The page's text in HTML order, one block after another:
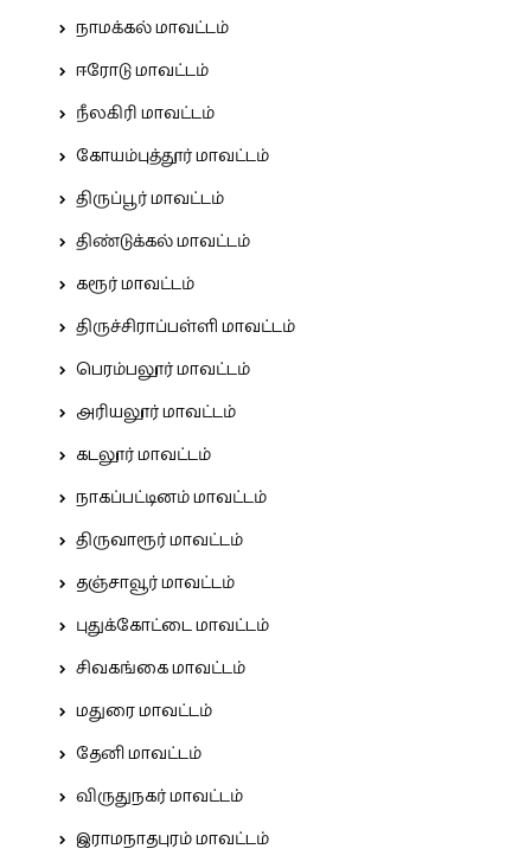
நாமக்கல் மாவட்டம்
ஈரோடு மாவட்டம்
நீலகிரி மாவட்டம்
கோயம்புத்தூர் மாவட்டம்
திருப்பூர் மாவட்டம்
திண்டுக்கல் மாவட்டம்
கரூர் மாவட்டம்
திருச்சிராப்பள்ளி மாவட்டம்
பெரம்பலூர் மாவட்டம்
அரியலூர் மாவட்டம்
கடலூர் மாவட்டம்
நாகப்பட்டினம் மாவட்டம்
திருவாரூர் மாவட்டம்
தஞ்சாவூர் மாவட்டம்
புதுக்கோட்டை மாவட்டம்
சிவகங்கை மாவட்டம்
மதுரை மாவட்டம்
தேனி மாவட்டம்
விருதுநகர் மாவட்டம்
இராமநாதபுரம் மாவட்டம்